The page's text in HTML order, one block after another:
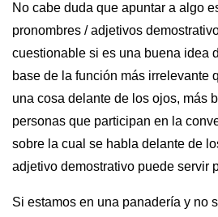
No cabe duda que apuntar a algo
pronombres / adjetivos
cuestionable si es una buena idea
base de la función más irrelevante
una cosa delante de los ojos, más
personas que participan en la
sobre la cual se habla delante de
adjetivo demostrativo puede servir
Si estamos en una panadería y no